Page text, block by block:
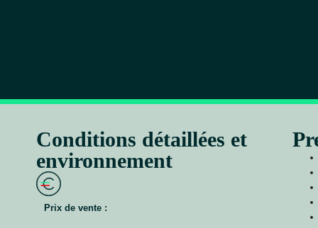
Conditions détaillées et
environnement
Prix de vente :